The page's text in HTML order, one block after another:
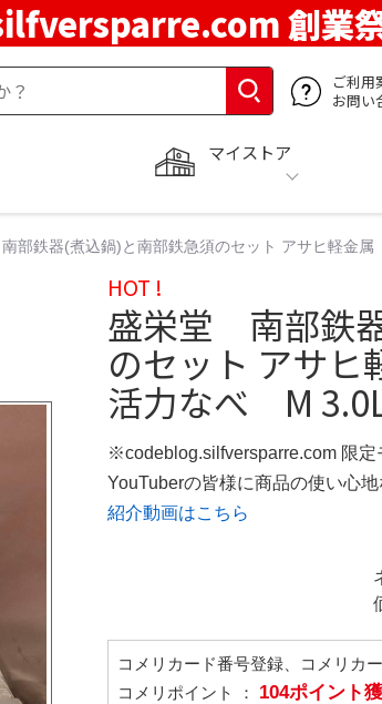
創業
ご利用
お問い
マイストア
部鉄器(煮込鍋)と南部鉄急須のセット アサヒ軽金
HOT !
盛栄堂 南部鉄
のセット アサ
活力なべ M
※codeblog.silfversparre.com 限定
YouTuberの皆様に商品の使い心
紹介動画はこちら
コメリカード番号登録、コメリカ
コメリポイント ： 104ポイント